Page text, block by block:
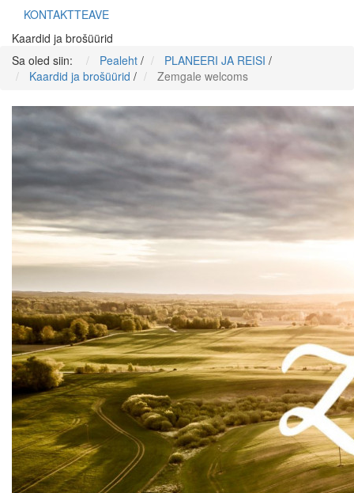
KONTAKTTEAVE
Kaardid ja brošüürid
Sa oled siin:
Pealeht / PLANEERI JA REISI /
Kaardid ja brošüürid / Zemgale welcoms